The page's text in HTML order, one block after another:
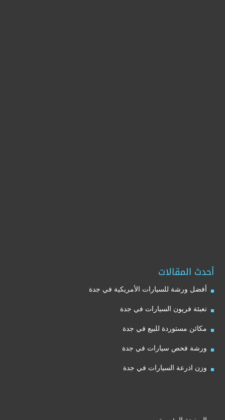
أحدث المقالات
أفضل ورشة للسيارات الأمريكية في جدة
تعبئة فريون السيارات في جدة
مكائن مستوردة للبيع في جدة
ورشة فحص سيارات في جدة
وزن اذرعة السيارات في جدة